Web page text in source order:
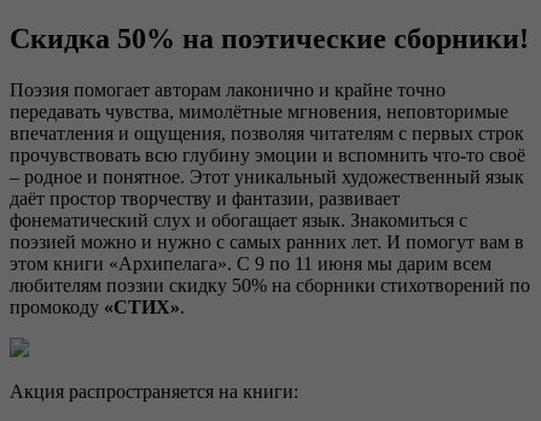
Скидка 50% на поэтические сборники!
Поэзия помогает авторам лаконично и крайне точно
передавать чувства, мимолётные мгновения, неповторимые
впечатления и ощущения, позволяя читателям с первых строк
прочувствовать всю глубину эмоции и вспомнить что-то своё
– родное и понятное. Этот уникальный художественный язык
даёт простор творчеству и фантазии, развивает
фонематический слух и обогащает язык. Знакомиться с
поэзией можно и нужно с самых ранних лет. И помогут вам в
этом книги «Архипелага». С 9 по 11 июня мы дарим всем
любителям поэзии скидку 50% на сборники стихотворений по
промокоду «СТИХ».
Акция распространяется на книги: